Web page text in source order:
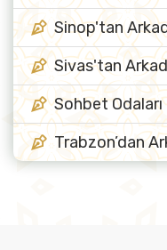
Sinop'tan
Sivas'tan
Sohbet Odaları
Trabzon’dan